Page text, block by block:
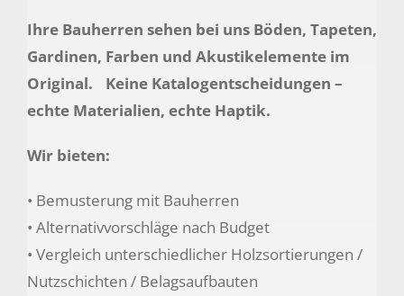
Ihre Bauherren sehen bei uns Böden, Tapeten,
Gardinen, Farben und Akustikelemente im
Original. Keine Katalogentscheidungen –
echte Materialien, echte Haptik.
Wir bieten:
• Bemusterung mit Bauherren
• Alternativvorschläge nach Budget
• Vergleich unterschiedlicher Holzsortierungen /
Nutzschichten / Belagsaufbauten